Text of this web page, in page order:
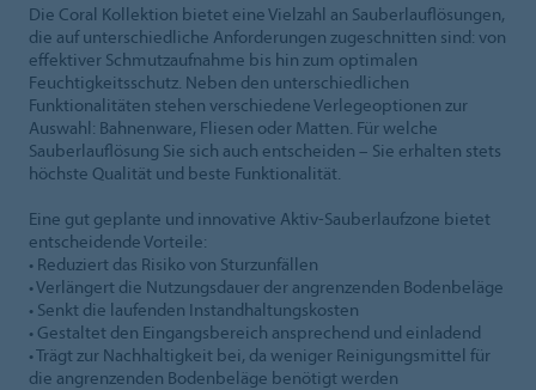
Die Coral Kollektion bietet eine Vielzahl an Sauberlauflösungen,
die auf unterschiedliche Anforderungen zugeschnitten sind: von
effektiver Schmutzaufnahme bis hin zum optimalen
Feuchtigkeitsschutz. Neben den unterschiedlichen
Funktionalitäten stehen verschiedene Verlegeoptionen zur
Auswahl: Bahnenware, Fliesen oder Matten. Für welche
Sauberlauflösung Sie sich auch entscheiden – Sie erhalten stets
höchste Qualität und beste Funktionalität.
Eine gut geplante und innovative Aktiv-Sauberlaufzone bietet
entscheidende Vorteile:
• Reduziert das Risiko von Sturzunfällen
• Verlängert die Nutzungsdauer der angrenzenden Bodenbeläge
• Senkt die laufenden Instandhaltungskosten
• Gestaltet den Eingangsbereich ansprechend und einladend
• Trägt zur Nachhaltigkeit bei, da weniger Reinigungsmittel für
die angrenzenden Bodenbeläge benötigt werden